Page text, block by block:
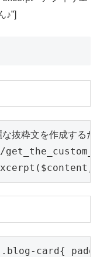
♪”]
抜粋文を作成する
ド*/ .blog-